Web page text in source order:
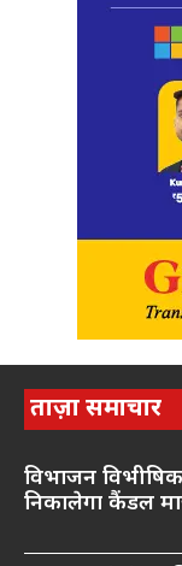
ताज़ा समाचार
विभाजन
निकालेगा कैंडल